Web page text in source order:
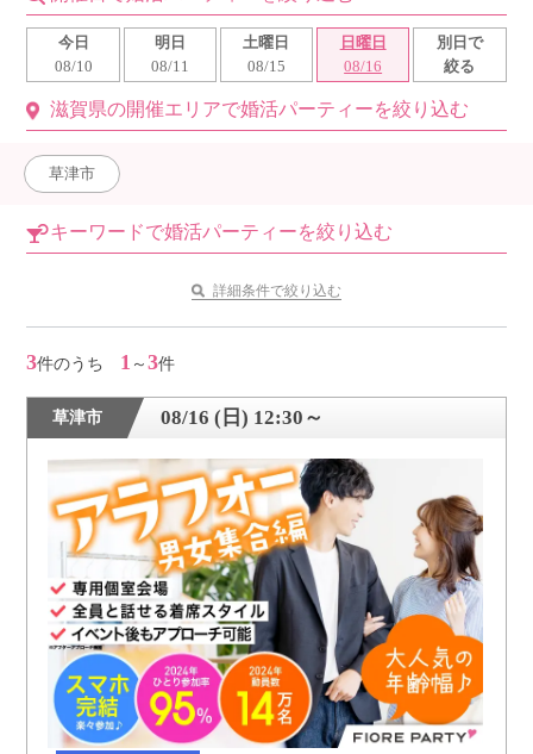
お問い合わせ
利用規約
個人情報保護方針launch
子どもの安全基準に関するポリシー
公式アカウントで最新情報を配信中！
PR
約1,300店の中から
おすすめの優良結婚相談所をご紹介
個人情報保護のため
プライバシーマークを
取得しております
今日
08/10
明日
08/11
土曜日
08/15
日曜日
08/16
別日で
絞る
滋賀県の開催エリアで婚活パーティーを絞り込む
草津市
キーワードで婚活パーティーを絞り込む
詳細条件で絞り込む
3件のうち 1 ～3件
草津市 08/16 (日) 12:30～